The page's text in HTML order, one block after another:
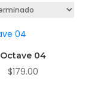
Octave 04
$179.00